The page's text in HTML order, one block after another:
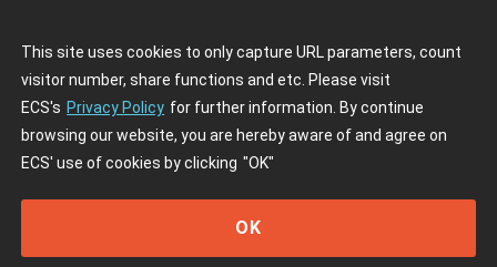
This site uses cookies to only capture URL parameters, count
visitor number, share functions and etc. Please visit
ECS's Privacy Policy for further information. By continue
browsing our website, you are hereby aware of and agree on
ECS' use of cookies by clicking "OK"
OK